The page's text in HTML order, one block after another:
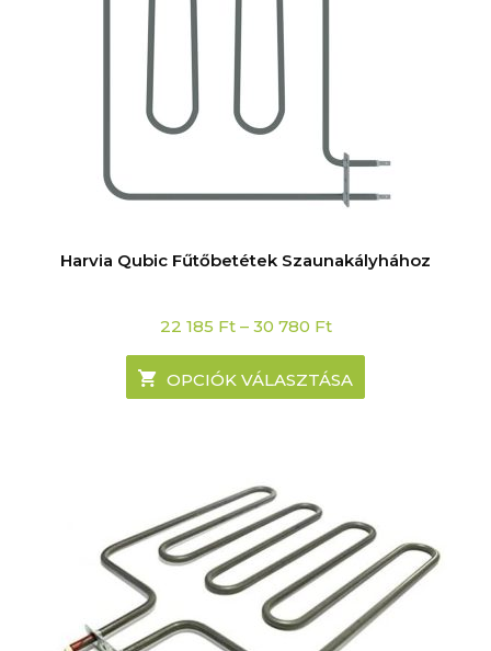
Harvia Qubic Fűtőbetétek Szaunakályhához
22 185 Ft – 30 780 FtPrice
22
185 Ft
through
OPCIÓK VÁLASZTÁSA